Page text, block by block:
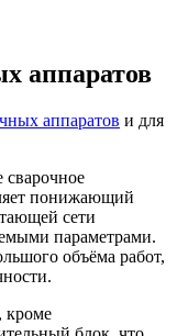
аппаратов
аппаратов и для
сварочное
понижающий
сети
параметрами.
объёма работ,
кроме